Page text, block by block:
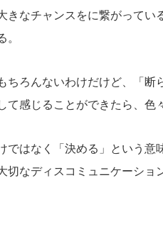
きなチャンスをに繋がってい
ろんないわけだけど、「断
感じることができたら、色
はなく「決める」という意
切なディスコミュニケーショ